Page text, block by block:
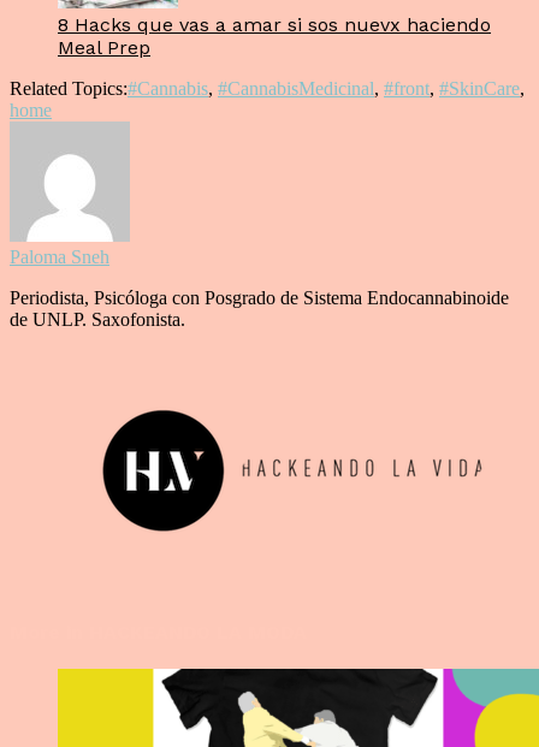
8 Hacks que vas a amar si sos nuevx haciendo
Meal Prep
Related Topics:#Cannabis, #CannabisMedicinal, #front, #SkinCare,
home
Paloma Sneh
Periodista, Psicóloga con Posgrado de Sistema Endocannabinoide
de UNLP. Saxofonista.